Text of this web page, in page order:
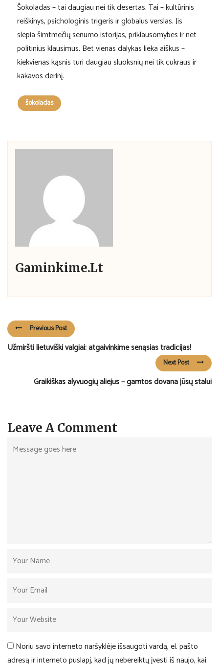
Šokoladas – tai daugiau nei tik desertas. Tai – kultūrinis
reiškinys, psichologinis trigeris ir globalus verslas. Jis
slepia šimtmečių senumo istorijas, priklausomybes ir net
politinius klausimus. Bet vienas dalykas lieka aiškus –
kiekvienas kąsnis turi daugiau sluoksnių nei tik cukraus ir
kakavos derinį.
šokoladas
Gaminkime.lt
Previous Post
Užmiršti lietuviški valgiai: atgaivinkime senąsias tradicijas!
Next Post
Graikiškas alyvuogių aliejus – gamtos dovana jūsų stalui
Leave A Comment
Noriu savo interneto naršyklėje išsaugoti vardą, el. pašto
adresą ir interneto puslapį, kad jų nebereiktų įvesti iš naujo, kai